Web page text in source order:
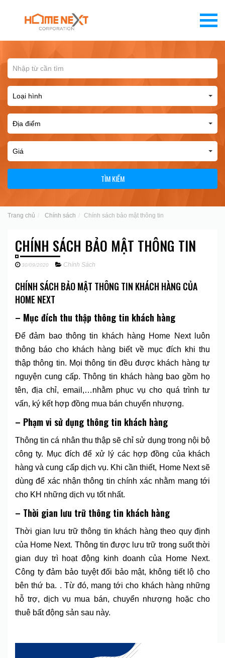
TÌM KIẾM
Trang chủ Chính sách Chính sách bảo mật thông tin
CHÍNH SÁCH BẢO MẬT THÔNG TIN
30/09/2020 Chính Sách
CHÍNH SÁCH BẢO MẬT THÔNG TIN KHÁCH HÀNG CỦA
HOME NEXT
– Mục đích thu thập thông tin khách hàng
Để đảm bao thông tin khách hàng Home Next luôn
thông báo cho khách hàng biết về mục đích khi thu
thập thông tin. Mọi thông tin đều được khách hàng tự
nguyện cung cấp. Thông tin khách hàng bao gồm họ
tên, địa chỉ, email,…nhằm phục vụ cho quá trình tư
vấn, ký kết hợp đồng mua bán chuyển nhượng.
– Phạm vi sử dụng thông tin khách hàng
Thông tin cá nhân thu thập sẽ chỉ sử dụng trong nội bộ
công ty. Mục đích để xử lý các hợp đồng của khách
hàng và cung cấp dịch vụ. Khi cần thiết, Home Next sẽ
dùng để xác nhận thông tin chính xác nhằm mang tới
cho KH những dịch vụ tốt nhất.
– Thời gian lưu trữ thông tin khách hàng
Thời gian lưu trữ thông tin khách hàng theo quy định
của Home Next. Thông tin được lưu trữ trong suốt thời
gian duy trì hoạt động kinh doanh của Home Next.
Công ty đảm bảo tuyệt đối bảo mật, không tiết lộ cho
bên thứ ba. . Từ đó, mang tới cho khách hàng những
hỗ trợ, dịch vụ mua bán, chuyển nhượng hoặc cho
thuê bất động sản sau này.